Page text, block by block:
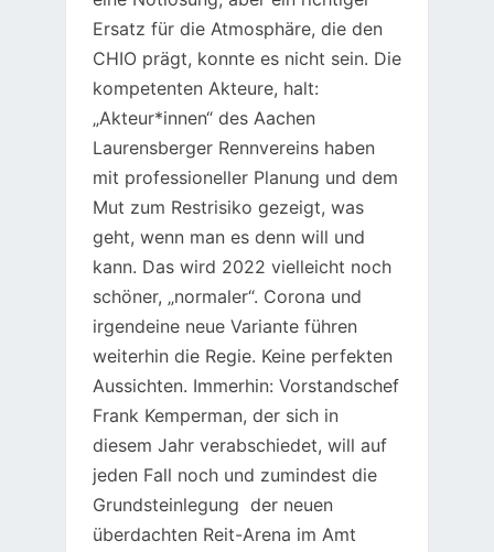
Ersatz für die Atmosphäre, die den
CHIO prägt, konnte es nicht sein. Die
kompetenten Akteure, halt:
„Akteur*innen“ des Aachen
Laurensberger Rennvereins haben
mit professioneller Planung und dem
Mut zum Restrisiko gezeigt, was
geht, wenn man es denn will und
kann. Das wird 2022 vielleicht noch
schöner, „normaler“. Corona und
irgendeine neue Variante führen
weiterhin die Regie. Keine perfekten
Aussichten. Immerhin: Vorstandschef
Frank Kemperman, der sich in
diesem Jahr verabschiedet, will auf
jeden Fall noch und zumindest die
Grundsteinlegung der neuen
überdachten Reit-Arena im Amt